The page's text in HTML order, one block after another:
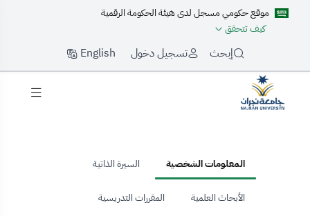
موقع حكومي مسجل لدى هيئة الحكومة الرقمية
كيف تتحقق
إبحث تسجيل دخول English
المعلومات الشخصية السيرة الذاتية
الأبحاث العلمية المقررات التدريسية